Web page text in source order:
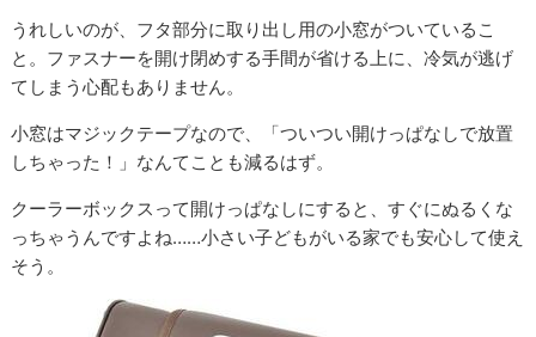
うれしいのが、フタ部分に取り出し用の小窓がついているこ
と。ファスナーを開け閉めする手間が省ける上に、冷気が逃げ
てしまう心配もありません。
小窓はマジックテープなので、「ついつい開けっぱなしで放置
しちゃった！」なんてことも減るはず。
クーラーボックスって開けっぱなしにすると、すぐにぬるくな
っちゃうんですよね……小さい子どもがいる家でも安心して使え
そう。